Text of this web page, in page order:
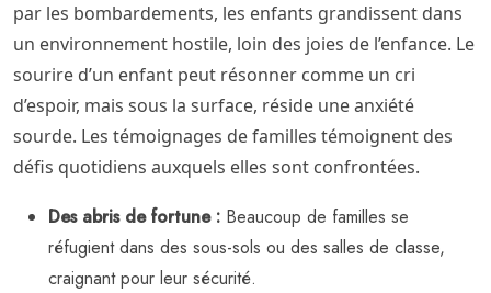
par les bombardements, les enfants grandissent dans
un environnement hostile, loin des joies de l’enfance. Le
sourire d’un enfant peut résonner comme un cri
d’espoir, mais sous la surface, réside une anxiété
sourde. Les témoignages de familles témoignent des
défis quotidiens auxquels elles sont confrontées.
Des abris de fortune : Beaucoup de familles se
réfugient dans des sous-sols ou des salles de classe,
craignant pour leur sécurité.